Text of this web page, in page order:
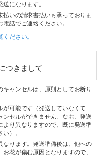
になります。
いの請求書払いも承っておりま
話でご連絡ください。
ださい。
つきまして
キャンセルは、原則としてお断り
が可能です（発送していなくて
ンセルができません。なお、発送
より異なりますので、既に発送準
）。
なります。発送準備後は、他への
花が傷む原因となりますので、